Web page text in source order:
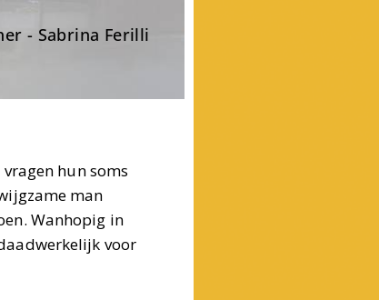
- Sabrina Ferilli
hun soms
man
Wanhopig in
voor